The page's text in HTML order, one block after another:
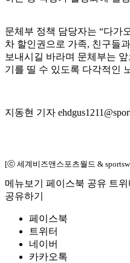
문체부 정책 담당자는 “다가
차 할인권으로 가족, 친구들
보내시길 바라며 문체부는
기를 띨 수 있도록 다각적인
지동현 기자
[ⓒ 세계비즈앤스포츠월드 &
메뉴보기 페이스북 공유 트
공유하기
페이스북
트위터
네이버
카카오톡